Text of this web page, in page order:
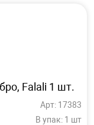
Falali 1 шт.
Арт: 17383
В упак: 1 шт